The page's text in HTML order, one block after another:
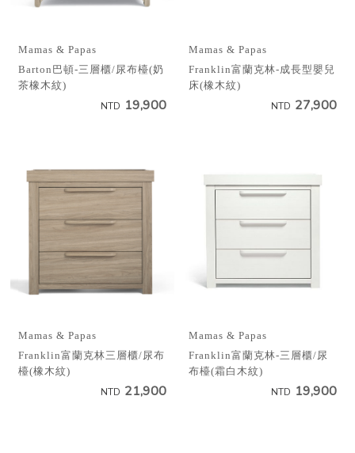
Mamas & Papas
Barton巴頓-三層櫃/尿布檯(奶
茶橡木紋)
NTD 19,900
Mamas & Papas
Franklin富蘭克林-成長型嬰兒
床(橡木紋)
NTD 27,900
Mamas & Papas
Franklin富蘭克林三層櫃/尿布
檯(橡木紋)
NTD 21,900
Mamas & Papas
Franklin富蘭克林-三層櫃/尿
布檯(霜白木紋)
NTD 19,900